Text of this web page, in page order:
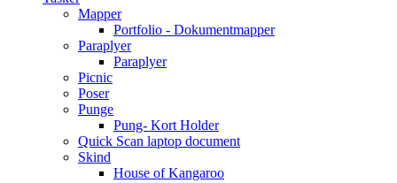
Mapper
Portfolio - Dokumentmapper
Paraplyer
Paraplyer
Picnic
Poser
Punge
Pung- Kort Holder
Quick Scan laptop document
Skind
House of Kangaroo